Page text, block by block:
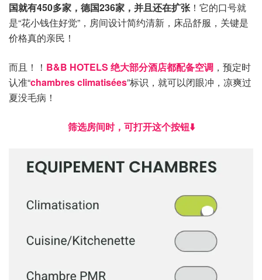
国就有450多家，德国236家，并且还在扩张！它的口号就
是“花小钱住好觉”，房间设计简约清新，床品舒服，关键是
价格真的亲民！
而且！！ B&B HOTELS 绝大部分酒店都配备空调 ，预定时
认准“chambres climatisées”标识，就可以闭眼冲，凉爽过
夏没毛病！
筛选房间时，可打开这个按钮⬇️